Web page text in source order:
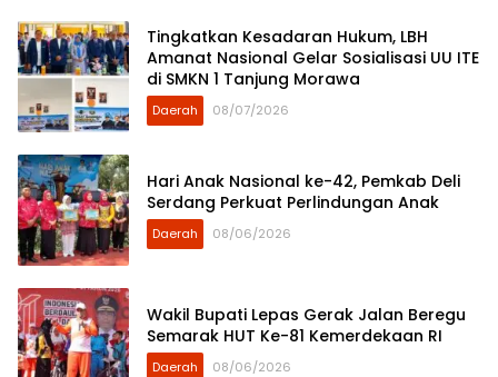
Tingkatkan Kesadaran Hukum, LBH
Amanat Nasional Gelar Sosialisasi UU ITE
di SMKN 1 Tanjung Morawa
Daerah 08/07/2026
Hari Anak Nasional ke-42, Pemkab Deli
Serdang Perkuat Perlindungan Anak
Daerah 08/06/2026
Wakil Bupati Lepas Gerak Jalan Beregu
Semarak HUT Ke-81 Kemerdekaan RI
Daerah 08/06/2026